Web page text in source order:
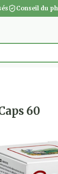
Conseil du
60